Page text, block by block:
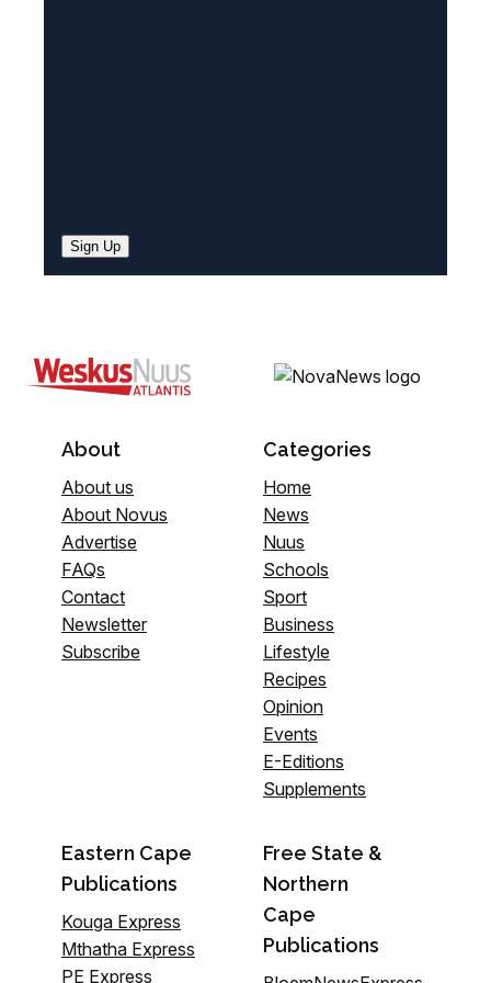
Sign Up
About
About us
About Novus
Advertise
FAQs
Contact
Newsletter
Subscribe
Categories
Home
News
Nuus
Schools
Sport
Business
Lifestyle
Recipes
Opinion
Events
E-Editions
Supplements
Eastern Cape
Publications
Kouga Express
Mthatha Express
PE Express
Free State &
Northern
Cape
Publications